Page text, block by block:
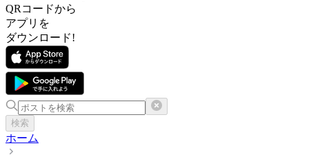
QRコードから
アプリを
ダウンロード!
検索
ホーム